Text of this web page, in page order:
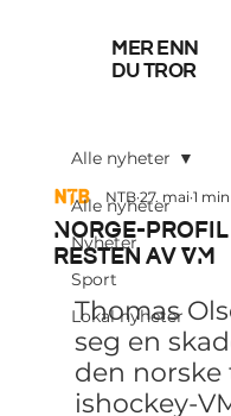
mer enn
du tror
Alle nyheter
Nyheter
Sport
Lokal nyheter
Alle nyheter
Norge-profil
resten av VM
NTB 27. mai 1
Thomas
seg en
den
ishockey-